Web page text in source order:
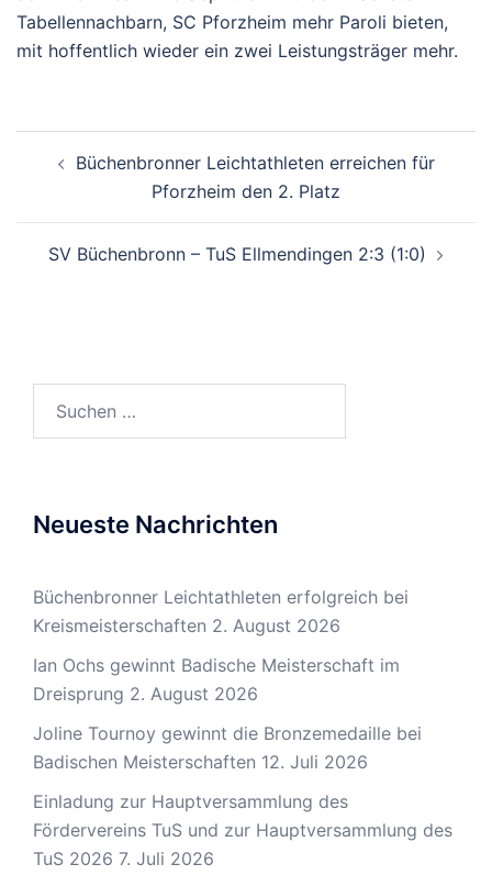
Tabellennachbarn, SC Pforzheim mehr Paroli bieten,
mit hoffentlich wieder ein zwei Leistungsträger mehr.
Büchenbronner Leichtathleten erreichen für
Pforzheim den 2. Platz
SV Büchenbronn – TuS Ellmendingen 2:3 (1:0)
Neueste Nachrichten
Büchenbronner Leichtathleten erfolgreich bei
Kreismeisterschaften 2. August 2026
Ian Ochs gewinnt Badische Meisterschaft im
Dreisprung 2. August 2026
Joline Tournoy gewinnt die Bronzemedaille bei
Badischen Meisterschaften 12. Juli 2026
Einladung zur Hauptversammlung des
Fördervereins TuS und zur Hauptversammlung des
TuS 2026 7. Juli 2026